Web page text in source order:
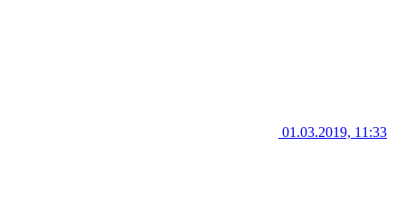
01.03.2019, 11:33